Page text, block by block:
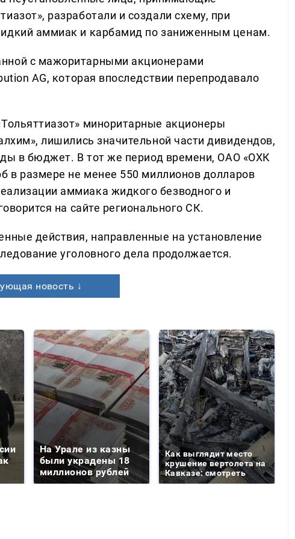
разработали и создали схему, при
аммиак и карбамид по заниженным ценам.
с мажоритарными акционерами
AG, которая впоследствии перепродавало
миноритарные акционеры
лишились значительной части дивидендов,
в бюджет. В тот же период времени, ОАО «ОХК
в размере не менее 550 миллионов долларов
аммиака жидкого безводного и
на сайте регионального СК.
действия, направленные на установление
уголовного дела продолжается.
новость ↓
На Урале из казны
были украдены 18
миллионов рублей
Как выглядит место
крушение вертолета на
Кавказе: смотреть